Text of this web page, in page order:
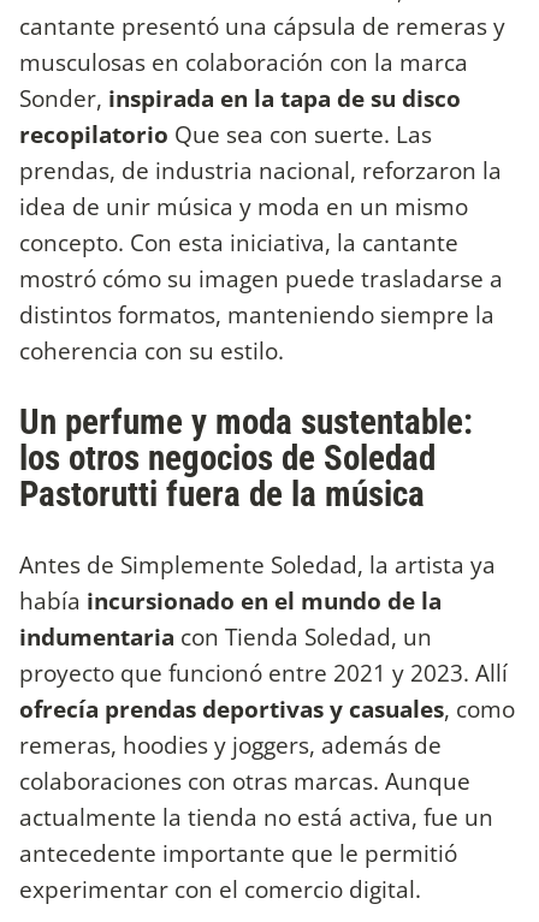
cantante presentó una cápsula de remeras y
musculosas en colaboración con la marca
Sonder, inspirada en la tapa de su disco
recopilatorio Que sea con suerte. Las
prendas, de industria nacional, reforzaron la
idea de unir música y moda en un mismo
concepto. Con esta iniciativa, la cantante
mostró cómo su imagen puede trasladarse a
distintos formatos, manteniendo siempre la
coherencia con su estilo.
Un perfume y moda sustentable:
los otros negocios de Soledad
Pastorutti fuera de la música
Antes de Simplemente Soledad, la artista ya
había incursionado en el mundo de la
indumentaria con Tienda Soledad, un
proyecto que funcionó entre 2021 y 2023. Allí
ofrecía prendas deportivas y casuales, como
remeras, hoodies y joggers, además de
colaboraciones con otras marcas. Aunque
actualmente la tienda no está activa, fue un
antecedente importante que le permitió
experimentar con el comercio digital.